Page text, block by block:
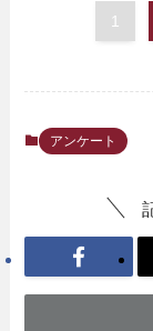
1
アンケート